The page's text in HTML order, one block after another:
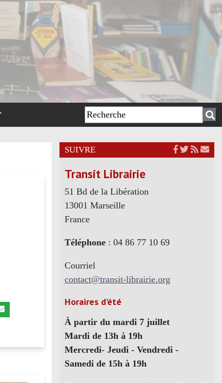
SUIVRE
Transit Librairie
51 Bd de la Libération
13001 Marseille
France
Téléphone: 04 86 77 10 69
Courriel
contact@transit-librairie.org
Horaires d’été
À partir du mardi 7 juillet
Mardi de 13h à 19h
Mercredi- Jeudi - Vendredi -
Samedi de 15h à 19h